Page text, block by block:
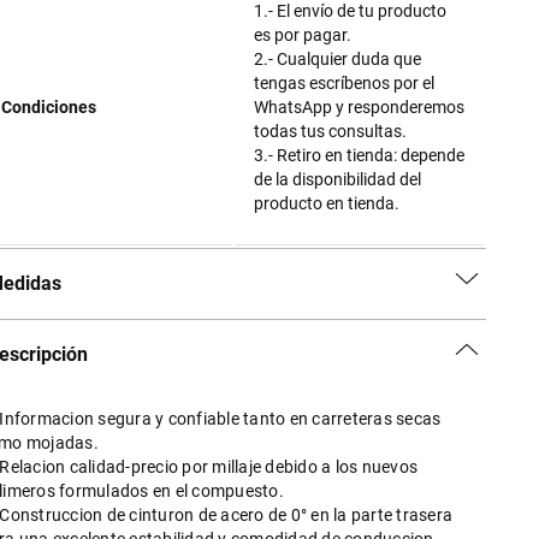
Condiciones
1.- El envío de tu producto
es por pagar.
2.- Cualquier duda que
tengas escríbenos por el
WhatsApp y responderemos
todas tus consultas.
3.- Retiro en tienda: depende
de la disponibilidad del
producto en tienda.
segura y confiable tanto en carreteras secas
mojadas.
calidad-precio por millaje debido a los nuevos
formulados en el compuesto.
de cinturon de acero de 0° en la parte trasera